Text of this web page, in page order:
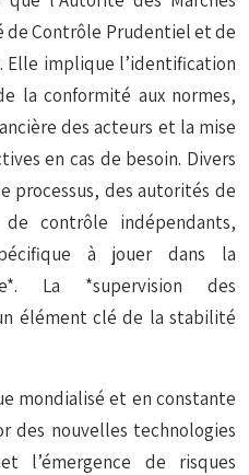
de Contrôle Prudentiel et de
Elle implique l’identification
la conformité aux normes,
des acteurs et la mise
en cas de besoin. Divers
processus, des autorités de
contrôle indépendants,
à jouer dans la
La *supervision des
élément clé de la stabilité
mondialisé et en constante
des nouvelles technologies
l’émergence de risques